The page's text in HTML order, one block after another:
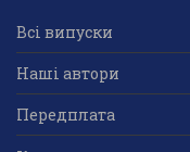
Всі випуски
Наші автори
Передплата